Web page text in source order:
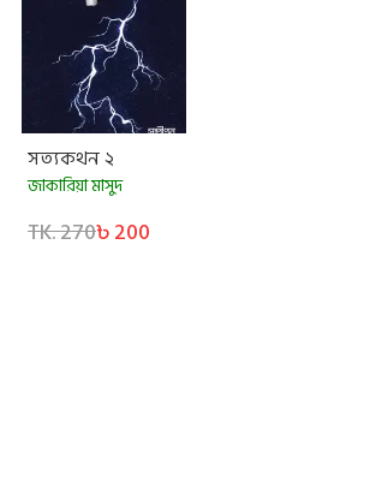
সত্যকথন ২
জাকারিয়া মাসুদ
TK. 270৳ 200